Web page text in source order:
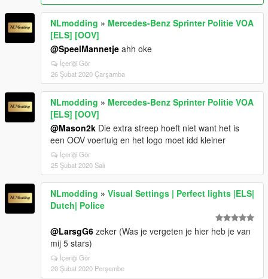
NLmodding » Mercedes-Benz Sprinter Politie VOA
[ELS] [OOV]
@SpeelMannetje ahh oke
İçeriği Gör
26 Şubat 2020 Çarşamba
NLmodding » Mercedes-Benz Sprinter Politie VOA
[ELS] [OOV]
@Mason2k Die extra streep hoeft niet want het is
een OOV voertuig en het logo moet idd kleiner
İçeriği Gör
25 Şubat 2020 Salı
NLmodding » Visual Settings | Perfect lights |ELS|
Dutch| Police
@LarsgG6 zeker (Was je vergeten je hier heb je van
mij 5 stars)
İçeriği Gör
20 Şubat 2020 Perşembe